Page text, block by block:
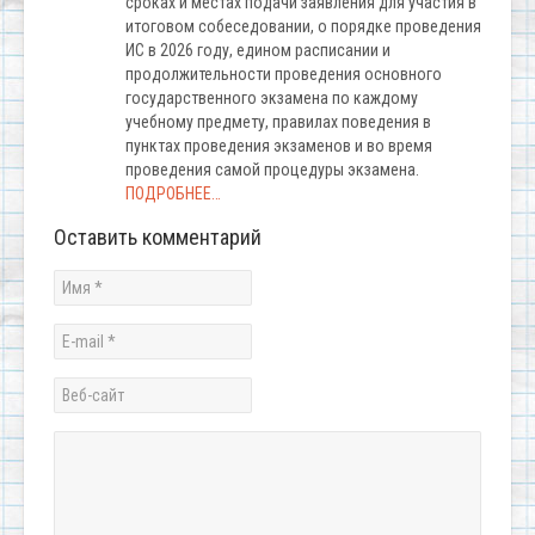
итоговом собеседовании, о порядке проведения
ИС в 2026 году, едином расписании и
продолжительности проведения основного
государственного экзамена по каждому
учебному предмету, правилах поведения в
пунктах проведения экзаменов и во время
проведения самой процедуры экзамена.
ПОДРОБНЕЕ…
Оставить комментарий